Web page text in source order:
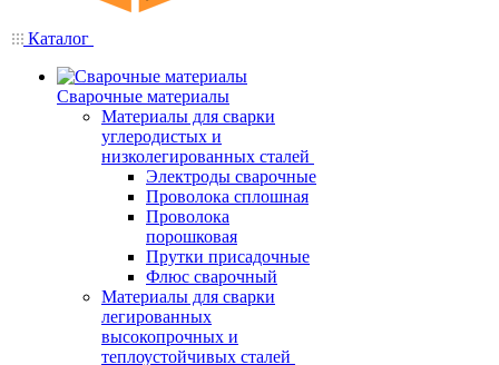
Каталог
Сварочные материалы
Материалы для сварки
углеродистых и
низколегированных сталей
Электроды сварочные
Проволока сплошная
Проволока
порошковая
Прутки присадочные
Флюс сварочный
Материалы для сварки
легированных
высокопрочных и
теплоустойчивых сталей